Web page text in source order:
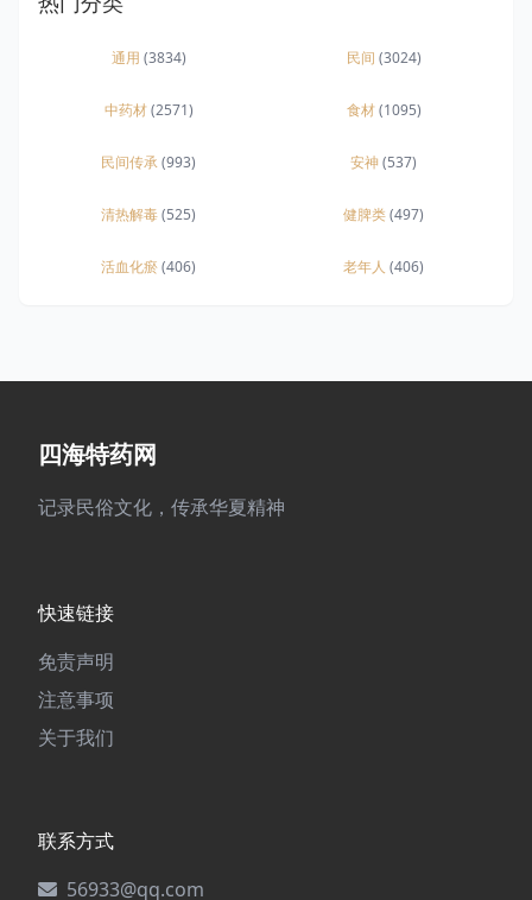
通用 (3834) 民间 (3024)
中药材(2571) 食材(1095)
民间传承(993) 安神(537)
清热解毒(525) 健脾类(497)
活血化瘀(406) 老年人 (406)
四海特药网
记录民俗文化，传承华夏精神
快速链接
免责声明
注意事项
关于我们
联系方式
56933@qq.com